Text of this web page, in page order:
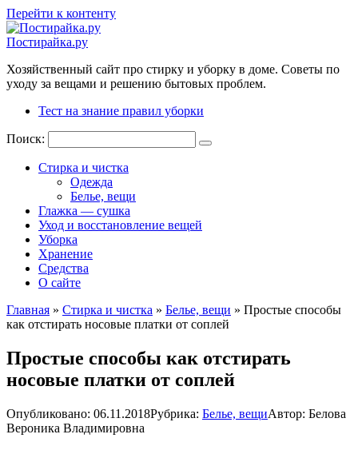
Перейти к контенту
Постирайка.ру
Хозяйственный сайт про стирку и уборку в доме. Советы по
уходу за вещами и решению бытовых проблем.
Тест на знание правил уборки
Поиск:
Стирка и чистка
Одежда
Белье, вещи
Глажка — сушка
Уход и восстановление вещей
Уборка
Хранение
Средства
О сайте
Главная » Стирка и чистка » Белье, вещи » Простые способы
как отстирать носовые платки от соплей
Простые способы как отстирать
носовые платки от соплей
Опубликовано: 06.11.2018Рубрика: Белье, вещиАвтор: Белова
Вероника Владимировна